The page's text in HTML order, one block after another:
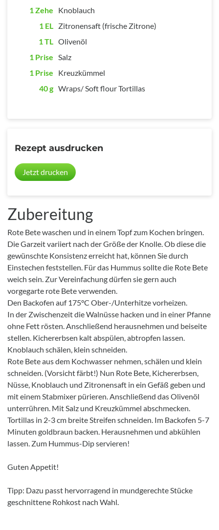
1 Zehe
Knoblauch
1 EL Zitronensaft (frische Zitrone)
1 TL Olivenöl
1 Prise Salz
1 Prise
Kreuzkümmel
40 g Wraps/ Soft flour Tortillas
Rezept ausdrucken
Jetzt drucken
Zubereitung
Rote Bete waschen und in einem Topf zum Kochen bringen.
Die Garzeit variiert nach der Größe der Knolle. Ob diese die
gewünschte Konsistenz erreicht hat, können Sie durch
Einstechen feststellen. Für das Hummus sollte die Rote Bete
weich sein. Zur Vereinfachung dürfen sie gern auch
vorgegarte rote Bete verwenden.
Den Backofen auf 175°C Ober-/Unterhitze vorheizen.
In der Zwischenzeit die Walnüsse hacken und in einer Pfanne
ohne Fett rösten. Anschließend herausnehmen und beiseite
stellen. Kichererbsen kalt abspülen, abtropfen lassen.
Knoblauch schälen, klein schneiden.
Rote Bete aus dem Kochwasser nehmen, schälen und klein
schneiden. (Vorsicht färbt!) Nun Rote Bete, Kichererbsen,
Nüsse, Knoblauch und Zitronensaft in ein Gefäß geben und
mit einem Stabmixer pürieren. Anschließend das Olivenöl
unterrühren. Mit Salz und Kreuzkümmel abschmecken.
Tortillas in 2-3 cm breite Streifen schneiden. Im Backofen 5-7
Minuten goldbraun backen. Herausnehmen und abkühlen
lassen. Zum Hummus-Dip servieren!
Guten Appetit!
Tipp: Dazu passt hervorragend in mundgerechte Stücke
geschnittene Rohkost nach Wahl.